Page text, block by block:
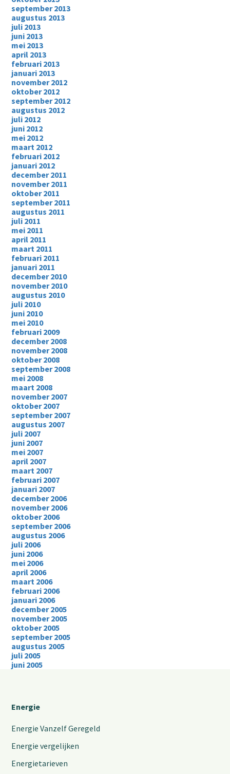
september 2013
augustus 2013
juli 2013
juni 2013
mei 2013
april 2013
februari 2013
januari 2013
november 2012
oktober 2012
september 2012
augustus 2012
juli 2012
juni 2012
mei 2012
maart 2012
februari 2012
januari 2012
december 2011
november 2011
oktober 2011
september 2011
augustus 2011
juli 2011
mei 2011
april 2011
maart 2011
februari 2011
januari 2011
december 2010
november 2010
augustus 2010
juli 2010
juni 2010
mei 2010
februari 2009
december 2008
november 2008
oktober 2008
september 2008
mei 2008
maart 2008
november 2007
oktober 2007
september 2007
augustus 2007
juli 2007
juni 2007
mei 2007
april 2007
maart 2007
februari 2007
januari 2007
december 2006
november 2006
oktober 2006
september 2006
augustus 2006
juli 2006
juni 2006
mei 2006
april 2006
maart 2006
februari 2006
januari 2006
december 2005
november 2005
oktober 2005
september 2005
augustus 2005
juli 2005
juni 2005
Energie
Energie Vanzelf Geregeld
Energie vergelijken
Energietarieven